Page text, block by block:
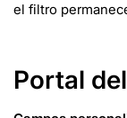
el filtro
Portal